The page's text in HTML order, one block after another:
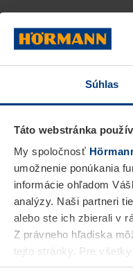
Súhlas
Táto webstránka
My spoločnosť
umožnenie ponúkania
informácie ohľadom
analýzy. Naši partneri
alebo ste ich zbierali v
Z právneho hľadiska
tejto stránky. Pre
alebo odvolať vo